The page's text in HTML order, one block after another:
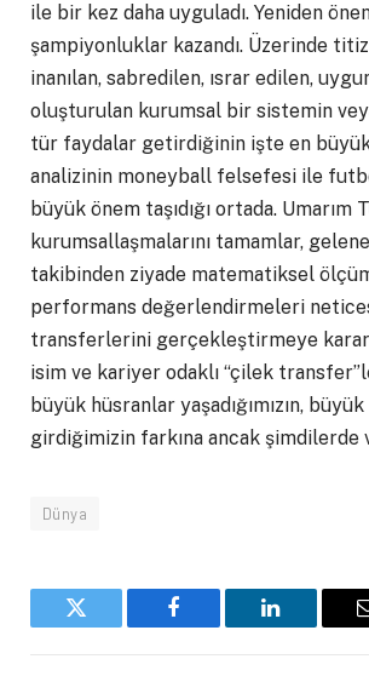
ile bir kez daha uyguladı. Yeniden
şampiyonluklar kazandı. Üzerinde
inanılan, sabredilen, ısrar edilen,
oluşturulan kurumsal bir sistemin
tür faydalar getirdiğinin işte en büyük
analizinin moneyball felsefesi ile
büyük önem taşıdığı ortada.
kurumsallaşmalarını tamamlar,
takibinden ziyade matematiksel
performans değerlendirmeleri
transferlerini gerçekleştirmeye
isim ve kariyer odaklı “çilek
büyük hüsranlar yaşadığımızın,
girdiğimizin farkına ancak şimdilerde
Dünya
Twitter Facebook LinkedIn